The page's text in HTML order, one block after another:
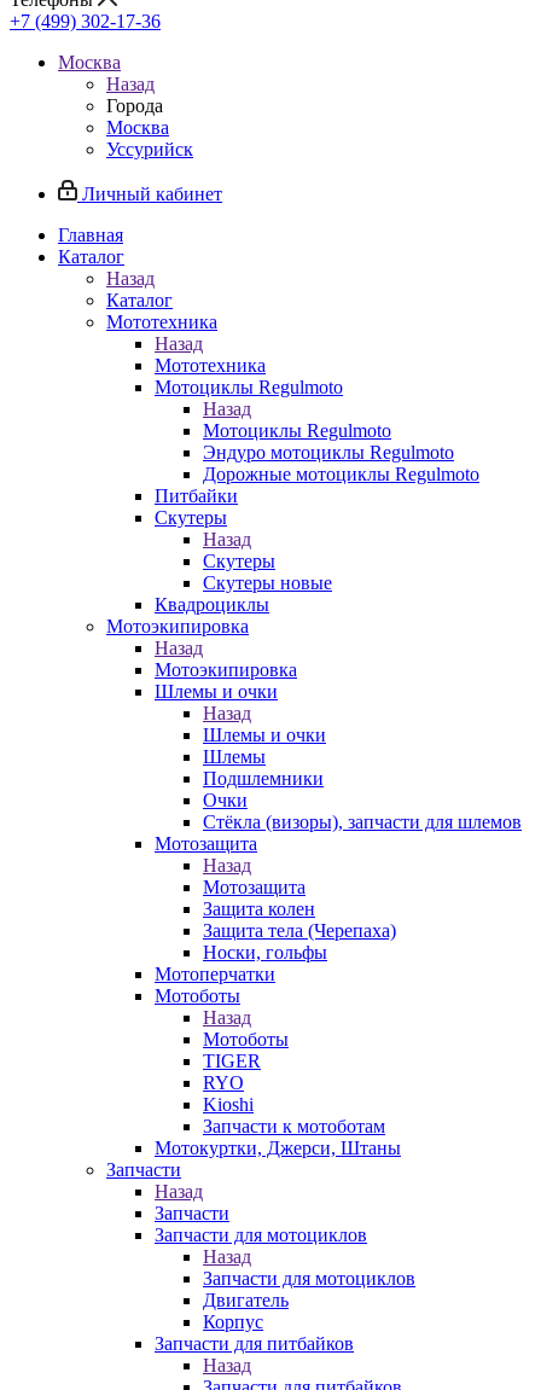
+7 (499) 302-17-36
Москва
Назад
Города
Москва
Уссурийск
Личный кабинет
Главная
Каталог
Назад
Каталог
Мототехника
Назад
Мототехника
Мотоциклы Regulmoto
Назад
Мотоциклы Regulmoto
Эндуро мотоциклы Regulmoto
Дорожные мотоциклы Regulmoto
Питбайки
Скутеры
Назад
Скутеры
Скутеры новые
Квадроциклы
Мотоэкипировка
Назад
Мотоэкипировка
Шлемы и очки
Назад
Шлемы и очки
Шлемы
Подшлемники
Очки
Стёкла (визоры), запчасти для шлемов
Мотозащита
Назад
Мотозащита
Защита колен
Защита тела (Черепаха)
Носки, гольфы
Мотоперчатки
Мотоботы
Назад
Мотоботы
TIGER
RYO
Kioshi
Запчасти к мотоботам
Мотокуртки, Джерси, Штаны
Запчасти
Назад
Запчасти
Запчасти для мотоциклов
Назад
Запчасти для мотоциклов
Двигатель
Корпус
Запчасти для питбайков
Назад